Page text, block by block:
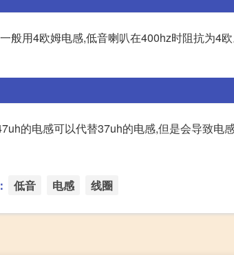
般用4欧姆电感,低音喇叭在400hz时阻抗为4
的电感可以代替37uh的电感,但是会导致电
低音 电感 线圈